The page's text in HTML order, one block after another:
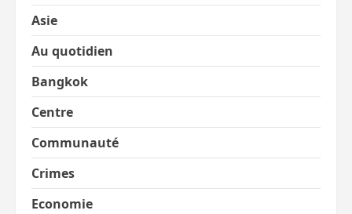
Asie
Au quotidien
Bangkok
Centre
Communauté
Crimes
Economie